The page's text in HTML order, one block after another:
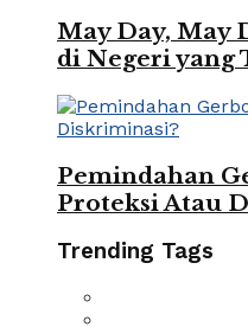
May Day, May
di Negeri yang
Pemindahan
Proteksi Atau
Trending Tags